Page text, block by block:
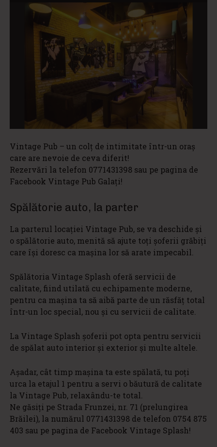
Vintage Pub – un colț de intimitate într-un oraș
care are nevoie de ceva diferit!
Rezervări la telefon 0771431398 sau pe pagina de
Facebook Vintage Pub Galați!
Spălătorie auto, la parter
La parterul locației Vintage Pub, se va deschide și
o spălătorie auto, menită să ajute toți șoferii grăbiți
care își doresc ca mașina lor să arate impecabil.
Spălătoria Vintage Splash oferă servicii de
calitate, fiind utilată cu echipamente moderne,
pentru ca mașina ta să aibă parte de un răsfăț total
într-un loc special, nou și cu servicii de calitate.
La Vintage Splash șoferii pot opta pentru servicii
de spălat auto interior și exterior și multe altele.
Așadar, cât timp mașina ta este spălată, tu poți
urca la etajul 1 pentru a servi o băutură de calitate
la Vintage Pub, relaxându-te total.
Ne găsiți pe Strada Frunzei, nr. 71 (prelungirea
Brăilei), la numărul 0771431398 de telefon 0754 875
403 sau pe pagina de Facebook Vintage Splash!